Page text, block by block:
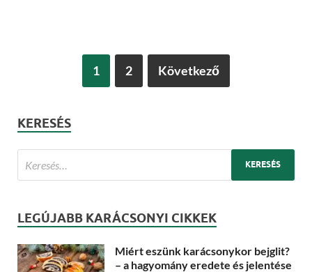
1 2 Következő
KERESÉS
LEGÚJABB KARÁCSONYI CIKKEK
Miért eszünk karácsonykor bejglit?
– a hagyomány eredete és jelentése